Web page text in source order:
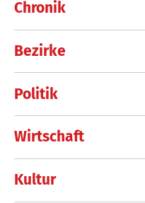
Chronik
Bezirke
Politik
Wirtschaft
Kultur